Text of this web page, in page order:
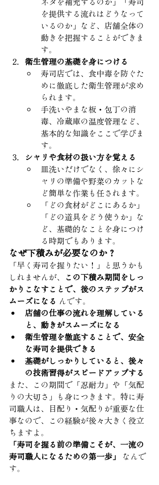
を提供する流れはどうなって
いるのか」など、店舗全体の
動きを把握することができま
す。
衛生管理の基礎を身につける
寿司店では、食中毒を防ぐた
めに徹底した衛生管理が求め
られます。
手洗いやまな板・包丁の消
毒、冷蔵庫の温度管理など、
基本的な知識をここで学びま
す。
シャリや食材の扱い方を覚える
皿洗いだけでなく、徐々にシ
ャリの準備や野菜のカットな
ど簡単な作業も任されます。
「どの食材がどこにあるか」
「どの道具をどう使うか」な
ど、基礎的なことを身につけ
る時期でもあります。
なぜ下積みが必要なのか？
「早く寿司を握りたい！」と思うかも
しれませんが、 この下積み期間をしっ
かりこなすことで、後のステップがス
ムーズになる んです。
店舗の仕事の流れを理解している
と、動きがスムーズになる
衛生管理を徹底することで、安全
な寿司を提供できる
基礎がしっかりしていると、後々
の技術習得がスピードアップする
また、この期間で「忍耐力」や「気配
りの大切さ」も身につきます。特に寿
司職人は、目配り・気配りが重要な仕
事なので、この経験が後々大きく役立
ちますよ。
「寿司を握る前の準備こそが、一流の
寿司職人になるための第一歩」
なんで
す。